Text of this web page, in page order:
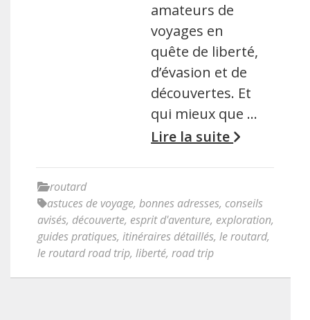
amateurs de
voyages en
quête de liberté,
d’évasion et de
découvertes. Et
qui mieux que …
Lire la suite
routard
astuces de voyage, bonnes adresses, conseils
avisés, découverte, esprit d'aventure, exploration,
guides pratiques, itinéraires détaillés, le routard,
le routard road trip, liberté, road trip